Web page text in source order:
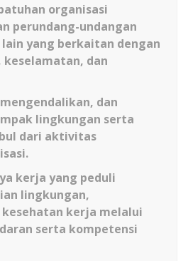
organisasi
perundang-undangan
yang berkaitan dengan
dan
dan
lingkungan serta
dari aktivitas
kerja yang peduli
lingkungan,
kerja melalui
serta kompetensi